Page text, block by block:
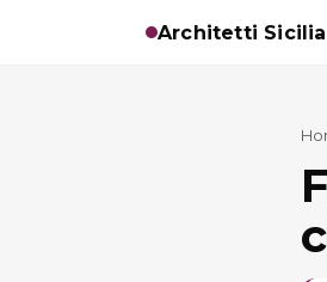
Architetti Sicilia